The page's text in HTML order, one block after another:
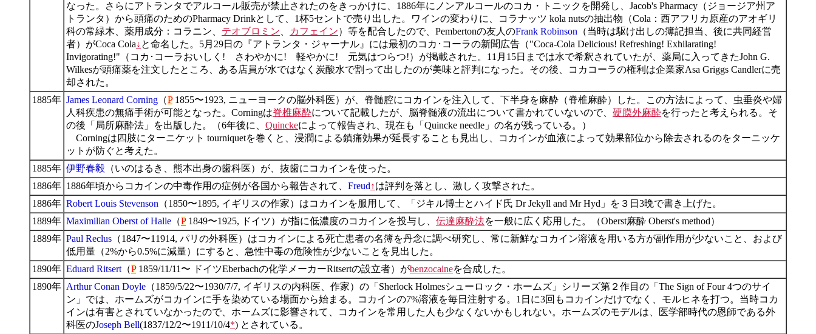
なった。さらにアトランタでアルコール販売が禁止されたのをきっかけに、1886年にノンアルコールのコカ・トニックを開発し、Jacob's Pharmacy（ジョージア州ア
トランタ）から頭痛のためのPharmacy Drinkとして、1杯5セントで売り出した。ワインの変わりに、コラナッツ kola nutsの抽出物（Cola：西アフリカ原産のアオギリ
科の常緑木、薬用成分：コラニン、 テオブロミン カフェイン）等を配合したので、Pembertonの友人のFrank Robinson （当時は駆け出しの簿記担当、後に共同経営
者）がCoca Cola↓ と命名した。5月29日の『アトランタ・ジャーナル』には最初のコカ･コーラの新聞広告（"Coca-Cola Delicious! Refreshing! Exhilarating!
Invigorating!"（コカ･コーラおいしく! さわやかに! 軽やかに! 元気はつらつ!）が掲載された。11月15日までは水で希釈されていたが、薬局に入ってきたJohn G.
Wilkesが頭痛薬を注文したところ、ある店員が水ではなく炭酸水で割って出したのが美味と評判になった。その後、コカコーラの権利は企業家Asa Griggs Candlerに売
却された。
1885年 James Leonard Corning （P1855〜1923, ニューヨークの脳外科医）が、脊髄腔にコカインを注入して、下半身を麻酔（脊椎麻酔）した。この方法によって、虫垂炎や婦
人科疾患の無痛手術が可能となった。Corningは脊椎麻酔について記載したが、脳脊髄液の流出について書かれていないので、 硬膜外麻酔を行ったと考えられる。そ
の後「局所麻酔法」を出版した。（6年後に、 Quinckeによって報告され、現在も「Quincke needle」の名が残っている。）
Corningは四肢にターニケット tourniquetを巻くと、浸潤による鎮痛効果が延長することも見出し、コカインが血液によって効果部位から除去されるのをターニッケ
ットが防ぐと考えた。
1885年 伊野春毅 （いのはるき、熊本出身の歯科医）が、抜歯にコカインを使った。
1886年 1886年頃からコカインの中毒作用の症例が各国から報告されて、 Freud↑は評判を落とし、激しく攻撃された。
1886年 Robert Louis Stevenson （1850〜1895, イギリスの作家）はコカインを服用して、「ジキル博士とハイド氏 Dr Jekyll and Mr Hyd」を３日3晩で書き上げた。
1889年 Maximilian Oberst of Halle （P1849〜1925, ドイツ）が指に低濃度のコカインを投与し、 伝達麻酔法を一般に広く応用した。（Oberst麻酔 Oberst's method）
1889年 Paul Reclus （1847〜11914, パリの外科医）はコカインによる死亡患者の名簿を丹念に調べ研究し、常に新鮮なコカイン溶液を用いる方が副作用が少ないこと、および
低用量（2%から0.5%に減量）にすると、急性中毒の危険性が少ないことを見出した。
1890年 Eduard Ritsert （P1859/11/11〜 ドイツEberbachの化学メーカーRitsertの設立者）がbenzocaineを合成した。
1890年 Arthur Conan Doyle （1859/5/22〜1930/7/7, イギリスの内科医、作家）の「Sherlock Holmesシューロック・ホームズ」シリーズ第２作目の「The Sign of Four 4つのサイ
ン」では、ホームズがコカインに手を染めている場面から始まる。コカインの7%溶液を毎日注射する。1日に3回もコカインだけでなく、モルヒネを打つ。当時コカ
インは有害とされていなかったので、ホームズに影響されて、コカインを常用した人も少なくないかもしれない。ホームズのモデルは、医学部時代の恩師である外
科医のJoseph Bell(1837/12/2〜1911/10/4*) とされている。